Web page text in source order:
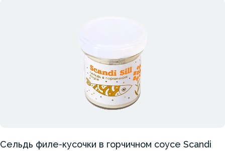
Сельдь филе-кусочки в горчичном соусе Scandi